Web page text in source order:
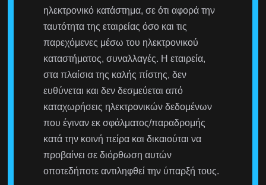
ηλεκτρονικό κατάστημα, σε ότι αφορά την
ταυτότητα της εταιρείας όσο και τις
παρεχόμενες μέσω του ηλεκτρονικού
καταστήματος, συναλλαγές. Η εταιρεία,
στα πλαίσια της καλής πίστης, δεν
ευθύνεται και δεν δεσμεύεται από
καταχωρήσεις ηλεκτρονικών δεδομένων
που έγιναν εκ σφάλματος/παραδρομής
κατά την κοινή πείρα και δικαιούται να
προβαίνει σε διόρθωση αυτών
οποτεδήποτε αντιληφθεί την ύπαρξή τους.